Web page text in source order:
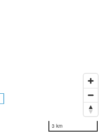
3 km